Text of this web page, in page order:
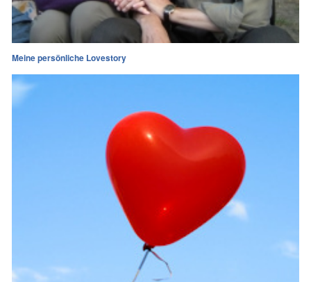
Meine persönliche Lovestory